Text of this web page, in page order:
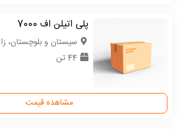
پلی اتیلن اف 7000
سیستان و بلوچستان، زاهدان
44 تن
مشاهده قیمت